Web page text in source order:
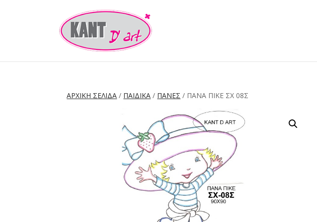
ΑΡΧΙΚΉ ΣΕΛΊΔΑ / ΠΑΙΔΙΚΑ / ΠΑΝΕΣ / ΠΆΝΑ ΠΙΚΈ ΣΧ 08Σ